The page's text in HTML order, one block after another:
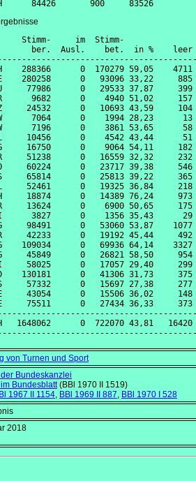
Stimm-     im  Stimm-
ber.  Ausl.    bet.  in %
288366      0  170279 59,05
280258      0   93096 33,22
77986      0   29533 37,87
9682      0    4940 51,02
24532      0   10693 43,59
7064      0    1994 28,23
7196      0    3861 53,65
10456      0    4542 43,44
16750      0    9064 54,11
51238      0   16559 32,32
60224      0   23717 39,38
65814      0   25813 39,22
52461      0   19325 36,84
18874      0   14389 76,24
13624      0    6900 50,65
3827      0    1356 35,43
98491      0   53060 53,87
42233      0   19192 45,44
109034      0   69936 64,14
45849      0   26821 58,50
58025      0   17057 29,40
130181      0   41306 31,73
57332      0   15697 27,38
43054      0   15506 36,02
75511      0   27434 36,33
1648062      0  722070 43,81
von Turnen und Sport
Bundeskanzlei
Bundesblatt(BBl 1970 II 1519)
1967 II 1154, BBl 1969 II 887, BBl 1970 I 528
2018